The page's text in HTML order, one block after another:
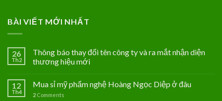
BÀI VIẾT MỚI NHẤT
26
Th2
Thông báo thay đổi tên công ty và ra mắt nhận diện
thương hiệu mới
12
Th4
Mua sỉ mỹ phẩm nghệ Hoàng Ngọc Diệp ở đâu
2 Comments